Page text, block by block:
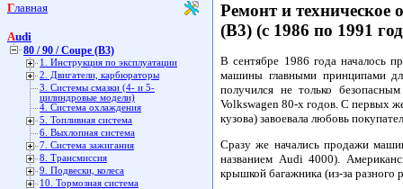
Главная
Audi
80 / 90 / Coupe (B3)
1. Инструкция по эксплуатации
2. Двигатели, карбюраторы
3. Системы смазки (4- и 5-
цилиндровые модели)
4. Система охлаждения
5. Топливная система
6. Выхлопная система
7. Система зажигания
8. Трансмиссия
9. Подвески, колеса
10. Тормозная система
Ремонт и
(B3) (с 1986 по 1991
В сентябре 1986 года началось
машины главными принципами
получился не только
Volkswagen 80-х годов. С первых
кузова) завоевала любовь
Сразу же начались продажи
названием Audi 4000).
крышкой багажника (из-за разного